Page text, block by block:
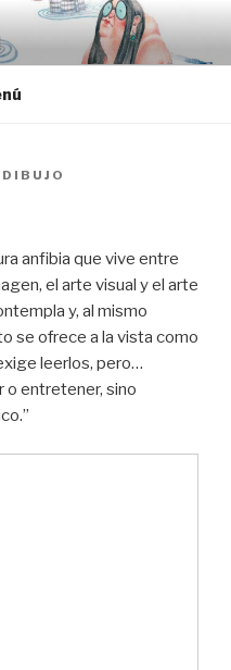
anfibia que vive entre
el arte visual y el arte
y, al mismo
se ofrece a la vista como
leerlos, pero…
o entretener, sino